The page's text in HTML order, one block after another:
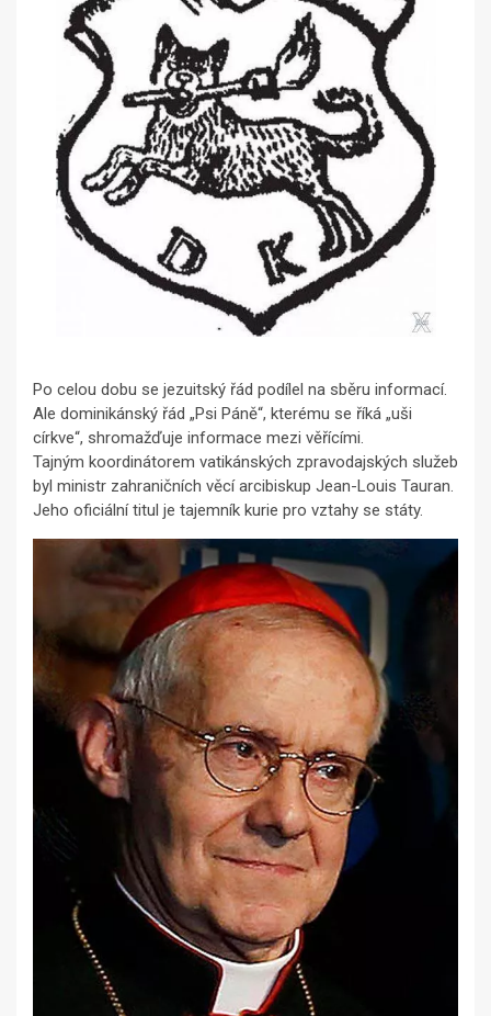
Po celou dobu se jezuitský řád podílel na sběru informací.
Ale dominikánský řád „Psi Páně“, kterému se říká „uši
církve“, shromažďuje informace mezi věřícími.
Tajným koordinátorem vatikánských zpravodajských služeb
byl ministr zahraničních věcí arcibiskup Jean-Louis Tauran.
Jeho oficiální titul je tajemník kurie pro vztahy se státy.